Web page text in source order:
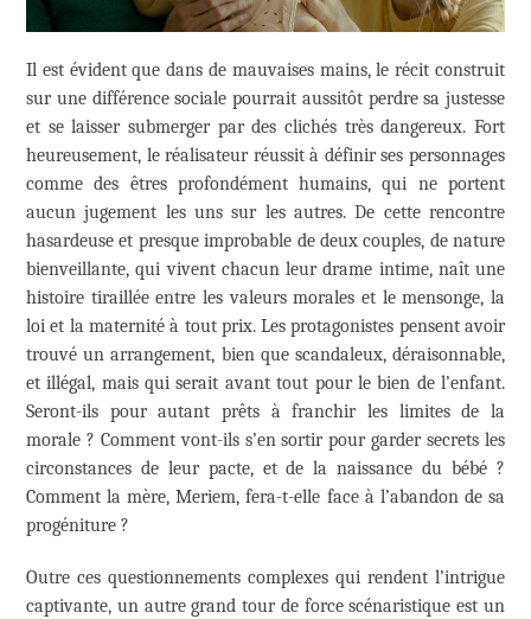
Il est évident que dans de mauvaises mains, le récit construit
sur une différence sociale pourrait aussitôt perdre sa justesse
et se laisser submerger par des clichés très dangereux. Fort
heureusement, le réalisateur réussit à définir ses personnages
comme des êtres profondément humains, qui ne portent
aucun jugement les uns sur les autres. De cette rencontre
hasardeuse et presque improbable de deux couples, de nature
bienveillante, qui vivent chacun leur drame intime, naît une
histoire tiraillée entre les valeurs morales et le mensonge, la
loi et la maternité à tout prix. Les protagonistes pensent avoir
trouvé un arrangement, bien que scandaleux, déraisonnable,
et illégal, mais qui serait avant tout pour le bien de l’enfant.
Seront-ils pour autant prêts à franchir les limites de la
morale ? Comment vont-ils s’en sortir pour garder secrets les
circonstances de leur pacte, et de la naissance du bébé ?
Comment la mère, Meriem, fera-t-elle face à l’abandon de sa
progéniture ?
Outre ces questionnements complexes qui rendent l’intrigue
captivante, un autre grand tour de force scénaristique est un